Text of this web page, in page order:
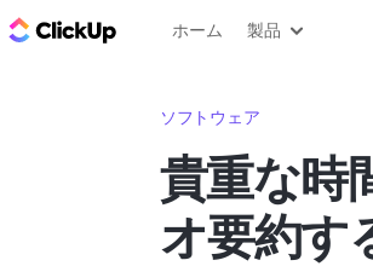
ClickUp ブログ
ホーム 製品
ソフトウェア
貴重な時
オ要約す